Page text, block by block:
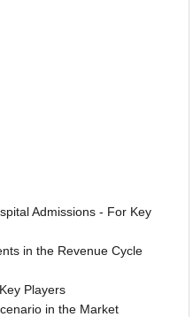
Admissions - For Key
in the Revenue Cycle
Players
in the Market